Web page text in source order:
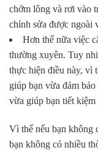
chởm lông và rơi vào
chỉnh sửa được ngoài
Hơn thế nữa việc
thường xuyên. Tuy
thực hiện điều này, vì
giúp bạn vừa đảm
vừa giúp bạn tiết kiệm
Vì thế nếu bạn không
bạn không có nhiều